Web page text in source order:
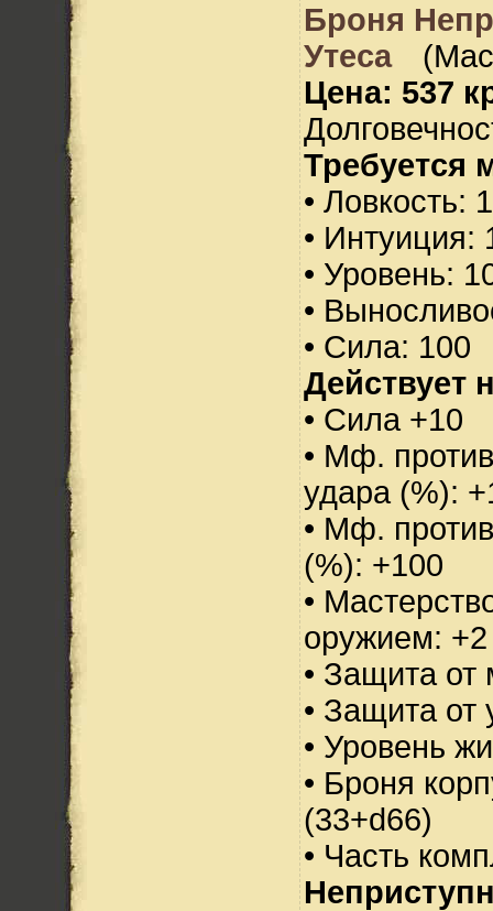
Броня
Утеса
Цена: 537
Требуется
• Ловкость:
• Интуиция:
• Уровень:
•
• Сила: 100
Действует
• Сила +10
• Мф.
удара (%):
• Мф.
(%): +100
•
оружием: +2
• Защита от
• Защита от
• Уровень
• Броня
(33+d66)
• Часть